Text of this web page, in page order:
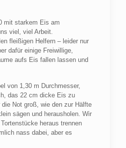
mit starkem Eis am
viel, viel Arbeit.
fleißigen Helfern – leider nur
dafür einige Freiwillige,
aufs Eis fallen lassen und
von 1,30 m Durchmesser,
das 22 cm dicke Eis zu
Not groß, wie den zur Hälfte
sägen und herausholen. Wir
heraus trennen
nass dabei, aber es